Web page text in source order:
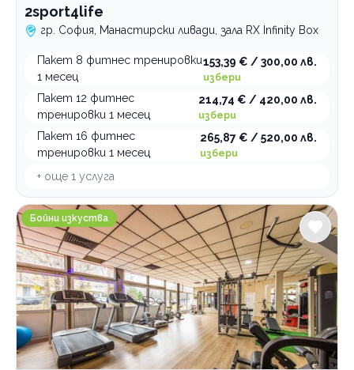
2sport4life
гр. София, Манастирски ливади, зала RX Infinity Box
Пакет 8 фитнес тренировки
1 месец
153,39 € / 300,00 лв.
избери
Пакет 12 фитнес
тренировки 1 месец
214,74 € / 420,00 лв.
избери
Пакет 16 фитнес
тренировки 1 месец
265,87 € / 520,00 лв.
избери
+ още 1 услуга
Fitness 23 UP
Бойни изкуства